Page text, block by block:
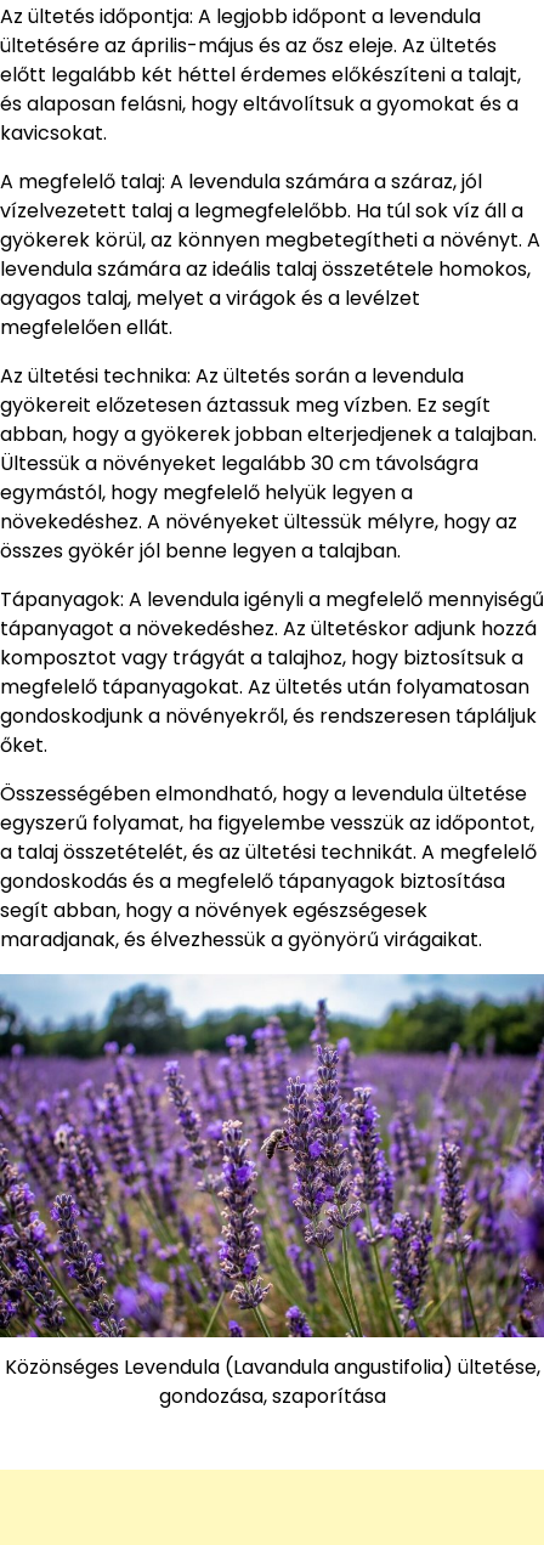
Az ültetés időpontja: A legjobb időpont a levendula
ültetésére az április-május és az ősz eleje. Az ültetés
előtt legalább két héttel érdemes előkészíteni a talajt,
és alaposan felásni, hogy eltávolítsuk a gyomokat és a
kavicsokat.
A megfelelő talaj: A levendula számára a száraz, jól
vízelvezetett talaj a legmegfelelőbb. Ha túl sok víz áll a
gyökerek körül, az könnyen megbetegítheti a növényt. A
levendula számára az ideális talaj összetétele homokos,
agyagos talaj, melyet a virágok és a levélzet
megfelelően ellát.
Az ültetési technika: Az ültetés során a levendula
gyökereit előzetesen áztassuk meg vízben. Ez segít
abban, hogy a gyökerek jobban elterjedjenek a talajban.
Ültessük a növényeket legalább 30 cm távolságra
egymástól, hogy megfelelő helyük legyen a
növekedéshez. A növényeket ültessük mélyre, hogy az
összes gyökér jól benne legyen a talajban.
Tápanyagok: A levendula igényli a megfelelő mennyiségű
tápanyagot a növekedéshez. Az ültetéskor adjunk hozzá
komposztot vagy trágyát a talajhoz, hogy biztosítsuk a
megfelelő tápanyagokat. Az ültetés után folyamatosan
gondoskodjunk a növényekről, és rendszeresen tápláljuk
őket.
Összességében elmondható, hogy a levendula ültetése
egyszerű folyamat, ha figyelembe vesszük az időpontot,
a talaj összetételét, és az ültetési technikát. A megfelelő
gondoskodás és a megfelelő tápanyagok biztosítása
segít abban, hogy a növények egészségesek
maradjanak, és élvezhessük a gyönyörű virágaikat.
Közönséges Levendula (Lavandula angustifolia) ültetése,
gondozása, szaporítása